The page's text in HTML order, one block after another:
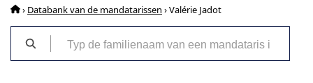
› Databank van de mandatarissen › Valérie Jadot